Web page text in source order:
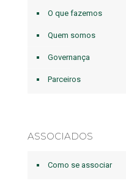
O que fazemos
Quem somos
Governança
Parceiros
ASSOCIADOS
Como se associar